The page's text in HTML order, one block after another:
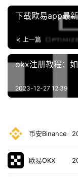
下载欧易app最
上一篇
okx注册教程：
2023-12-27 12:39
币安Binance
欧易OKX